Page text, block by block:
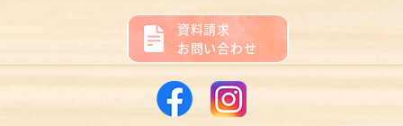
資料請求
お問い合わせ